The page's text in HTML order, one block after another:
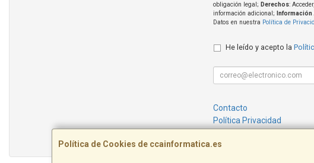
Política de Cookies de ccainformatica.es
obligación legal; Derechos:
información adicional;
Información
Datos en nuestra Política de
He leído y acepto la
Contacto
Política Privacidad